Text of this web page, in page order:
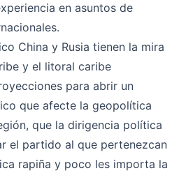
en asuntos de
China y Rusia tienen la mira
y el litoral caribe
para abrir un
que afecte la geopolítica
que la dirigencia política
el partido al que pertenezcan
rapiña y poco les importa la